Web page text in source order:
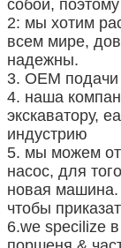
собой,
2: мы хотим
всем мире,
надежны.
3. OEM
4. наша
экскаватору,
индустрию
5. мы можем
насос, для
новая
чтобы
6.we specilize